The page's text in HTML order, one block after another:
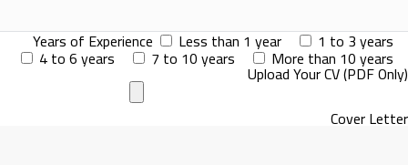
Years of Experience Less than 1 year 1 to 3 years
4 to 6 years 7 to 10 years More than 10 years
Upload Your CV (PDF Only)
Cover Letter